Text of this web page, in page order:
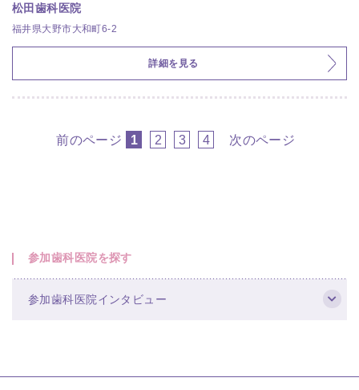
松田歯科医院
福井県大野市大和町6-2
詳細を見る
前のページ 1 2 3 4 次のページ
参加歯科医院を探す
参加歯科医院インタビュー